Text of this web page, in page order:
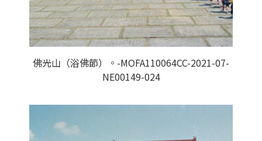
佛光山（浴佛節）。-MOFA110064CC-2021-07-
NE00149-024